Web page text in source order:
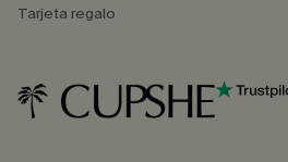
Tarjeta regalo